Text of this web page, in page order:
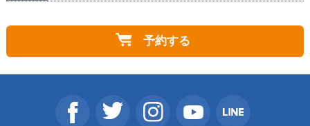
ります。ご希望の演目をご予約の上、予約番号と合わせ
てHISまでお問合せください。お席のご調整を対応させ
予約する